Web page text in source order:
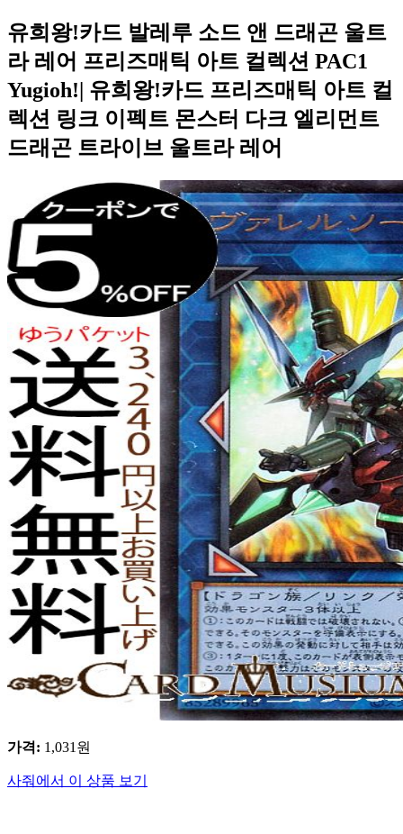
유희왕!카드 발레루 소드 앤 드래곤 울트
라 레어 프리즈매틱 아트 컬렉션 PAC1
Yugioh!| 유희왕!카드 프리즈매틱 아트 컬
렉션 링크 이펙트 몬스터 다크 엘리먼트
드래곤 트라이브 울트라 레어
가격: 1,031 원
사줘에서 이 상품 보기